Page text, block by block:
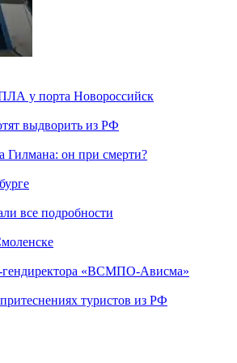
у порта Новороссийск
выдворить из РФ
он при смерти?
все подробности
гендиректора «ВСМПО-Ависма»
туристов из РФ